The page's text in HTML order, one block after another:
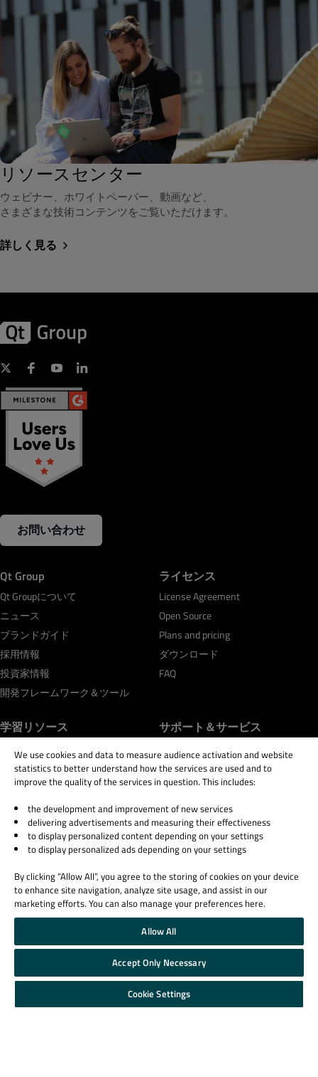
リソースセンター
ウェビナー、ホワイトペーパー、動画など、
さまざまな技術コンテンツをご覧いただけます。
詳しく見る
お問い合わせ
Qt Group
Qt Groupについて
ニュース
ブランドガイド
採用情報
投資家情報
開発フレームワーク＆ツール
ライセンス
License Agreement
Open Source
Plans and pricing
ダウンロード
FAQ
学習リソース
教育機関向け
Qt ドキュメンテーション
Qt Forum
サポート＆サービス
パートナー
© 2026 The Qt Company
Legal Notice
Privacy and Cookie Policy
Trust Center
Cookie Settings
We use cookies and data to measure audience activation and website
statistics to better understand how the services are used and to
improve the quality of the services in question. This includes:
the development and improvement of new services
delivering advertisements and measuring their effectiveness
to display personalized content depending on your settings
to display personalized ads depending on your settings
By clicking “Allow All”, you agree to the storing of cookies on your device
to enhance site navigation, analyze site usage, and assist in our
marketing efforts. You can also manage your preferences here.
Allow All
Accept Only Necessary
Cookie Settings